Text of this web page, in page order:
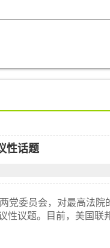
性话题
委员会，对最高法院
性议题。目前，美国联